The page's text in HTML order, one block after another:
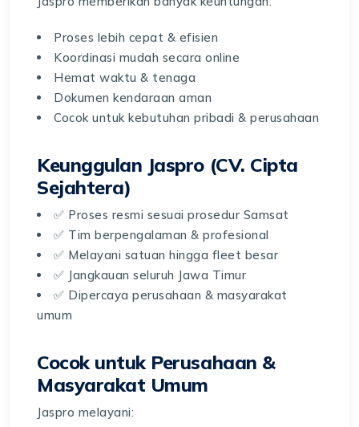
Proses lebih cepat & efisien
Koordinasi mudah secara online
Hemat waktu & tenaga
Dokumen kendaraan aman
Cocok untuk kebutuhan pribadi & perusahaan
Keunggulan Jaspro (CV. Cipta
Sejahtera)
✅ Proses resmi sesuai prosedur Samsat
✅ Tim berpengalaman & profesional
✅ Melayani satuan hingga fleet besar
✅ Jangkauan seluruh Jawa Timur
✅ Dipercaya perusahaan & masyarakat
umum
Cocok untuk Perusahaan &
Masyarakat Umum
Jaspro melayani: